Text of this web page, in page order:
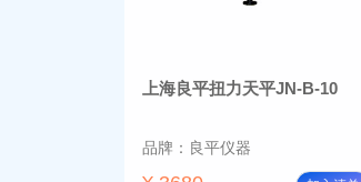
上海良平扭力天平JN-B-10
品牌：良平仪器